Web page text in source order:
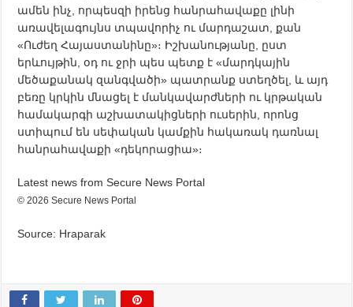
ամեն ինչ, որպեսզի իրենց հանրահավաքը լինի
առավելագույնս տպավորիչ ու մարդաշատ, քան
«Ուժեղ Հայաստանինը»։ Իշխանությանը, ըստ
երևույթին, օդ ու ջրի պես պետք է «մարդկային
մեծաքանակ զանգվածի» պատրանք ստեղծել, և այդ
բեռը կրկին մնացել է մանկավարժների ու կրթական
համակարգի աշխատակիցների ուսերին, որոնց
ստիպում են սեփական կամքին հակառակ դառնալ
հանրահավաքի «դեկորացիա»։
Latest news from Secure News Portal
© 2026 Secure News Portal
Source: Hraparak